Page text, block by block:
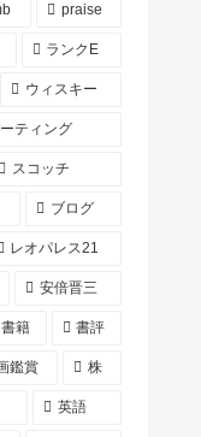
praise
ランクE
ウィスキー
ティング
スコッチ
ブログ
レオパレス21
安倍晋三
書籍 書評
鑑賞 株
英語